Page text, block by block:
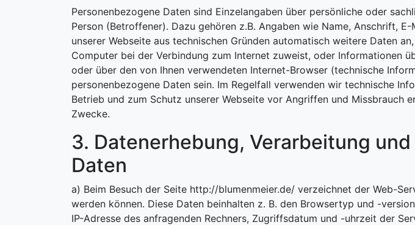
Personenbezogene Daten sind Einzelangaben über persönliche oder
Person (Betroffener). Dazu gehören z.B. Angaben wie Name, Anschrift,
unserer Webseite aus technischen Gründen automatisch weitere Daten
Computer bei der Verbindung zum Internet zuweist, oder Informationen
oder über den von Ihnen verwendeten Internet-Browser (technische
personenbezogene Daten sein. Im Regelfall verwenden wir technische
Betrieb und zum Schutz unserer Webseite vor Angriffen und
Zwecke.
3. Datenerhebung, Verarbeitung
Daten
a) Beim Besuch der Seite http://blumenmeier.de/ verzeichnet der Web-
werden können. Diese Daten beinhalten z. B. den Browsertyp und -
IP-Adresse des anfragenden Rechners, Zugriffsdatum und -uhrzeit der